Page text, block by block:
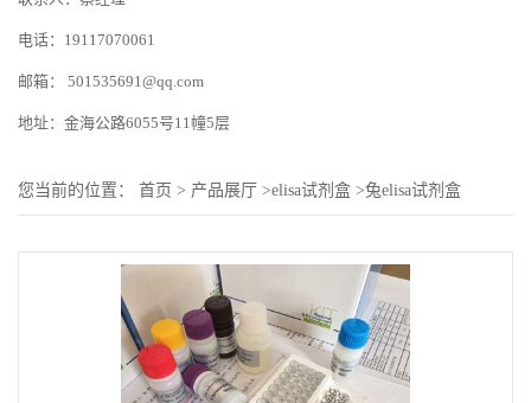
电话：19117070061
邮箱： 501535691@qq.com
地址：金海公路6055号11幢5层
您当前的位置： 首页 > 产品展厅 >elisa试剂盒 >兔elisa试剂盒